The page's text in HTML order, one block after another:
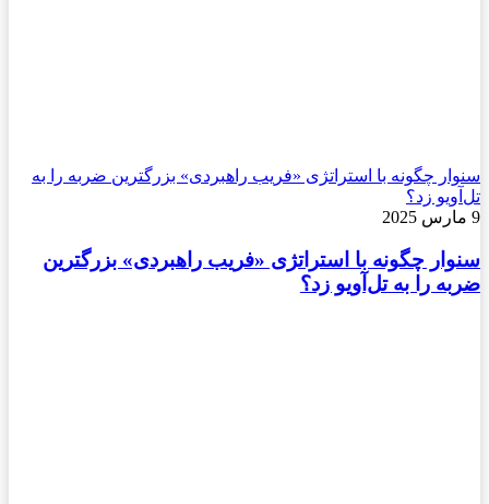
سنوار چگونه با استراتژی «فریب راهبردی» بزرگترین ضربه را به
تل‌آویو زد؟
9 مارس 2025
سنوار چگونه با استراتژی «فریب راهبردی» بزرگترین
ضربه را به تل‌آویو زد؟